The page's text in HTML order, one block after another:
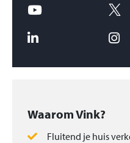
Waarom Vink?
Fluitend je huis